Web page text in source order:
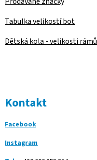
Tabulka velikostí bot
Dětská kola - velikosti rámů
Kontakt
Facebook
Instagram